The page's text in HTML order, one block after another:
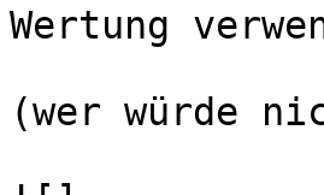
Wertung
(wer würde